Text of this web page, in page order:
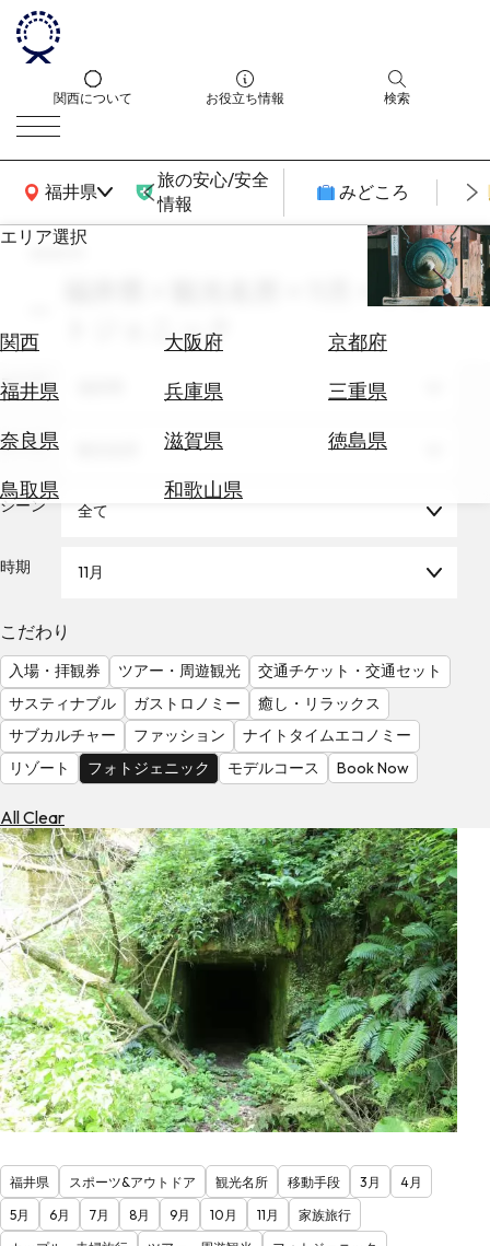
関西について お役立ち情報 検索
福井県
関西広域MAP
旅の安心/安全
情報
みどころ
エリア選択
関西 大阪府
京都府
福井県
兵庫県
三重県
奈良県
滋賀県
徳島県
鳥取県
和歌山県
エ
券
テ
を
る
気
を
見
る
search
福井県 × 観光名所 × 11月 × フォ
トジェニック
エリア
テーマ
シーン 全て
時期 11月
こだわり
入場・拝観券 ツアー・周遊観光
交通チケット・交通セット
サスティナブル
ガストロノミー
癒し・リラックス
サブカルチャー
ファッション
ナイトタイムエコノミー
リゾート
フォトジェニック モデルコース Book Now
All Clear
福井県 スポーツ&アウトドア 観光名所 移動手段 3月
4月
5月
6月 7月 8月 9月 10月 11月
家族旅行